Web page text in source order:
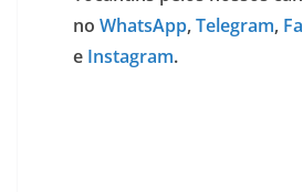
no WhatsApp,Telegram,
e Instagram.